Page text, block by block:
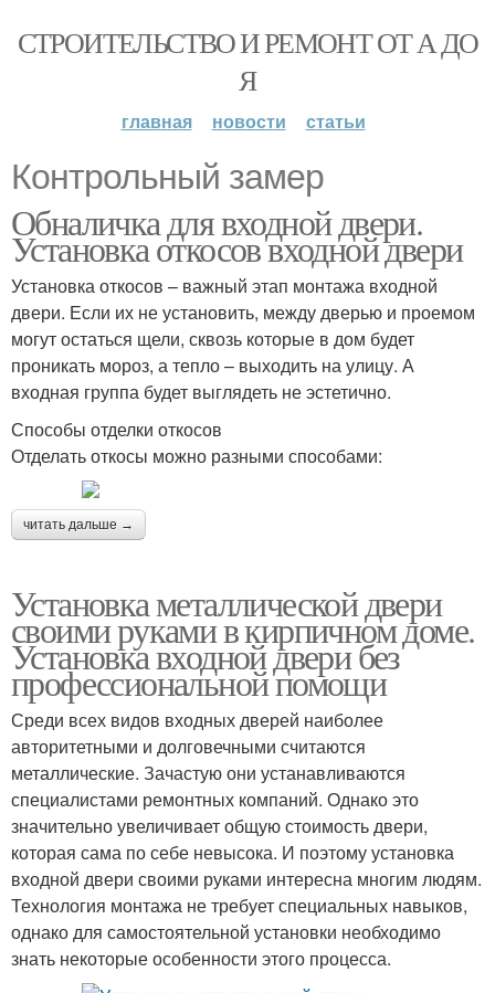
СТРОИТЕЛЬСТВО И РЕМОНТ ОТ А ДО
Я
главная новости статьи
Контрольный замер
Обналичка для входной двери.
Установка откосов входной двери
Установка откосов – важный этап монтажа входной
двери. Если их не установить, между дверью и проемом
могут остаться щели, сквозь которые в дом будет
проникать мороз, а тепло – выходить на улицу. А
входная группа будет выглядеть не эстетично.
Способы отделки откосов
Отделать откосы можно разными способами:
читать дальше →
Установка металлической двери
своими руками в кирпичном доме.
Установка входной двери без
профессиональной помощи
Среди всех видов входных дверей наиболее
авторитетными и долговечными считаются
металлические. Зачастую они устанавливаются
специалистами ремонтных компаний. Однако это
значительно увеличивает общую стоимость двери,
которая сама по себе невысока. И поэтому установка
входной двери своими руками интересна многим людям.
Технология монтажа не требует специальных навыков,
однако для самостоятельной установки необходимо
знать некоторые особенности этого процесса.